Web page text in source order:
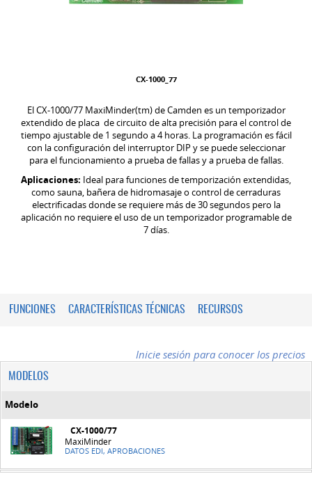
CX-1000_77
El CX-1000/77 MaxiMinder(tm) de Camden es un temporizador
extendido de placa de circuito de alta precisión para el control de
tiempo ajustable de 1 segundo a 4 horas. La programación es fácil
con la configuración del interruptor DIP y se puede seleccionar
para el funcionamiento a prueba de fallas y a prueba de fallas.
Aplicaciones: Ideal para funciones de temporización extendidas,
como sauna, bañera de hidromasaje o control de cerraduras
electrificadas donde se requiere más de 30 segundos pero la
aplicación no requiere el uso de un temporizador programable de
7 días.
FUNCIONES CARACTERÍSTICAS TÉCNICAS RECURSOS
Inicie sesión para conocer los precios
MODELOS
Modelo
CX-1000/77
MaxiMinder
DATOS EDI, APROBACIONES